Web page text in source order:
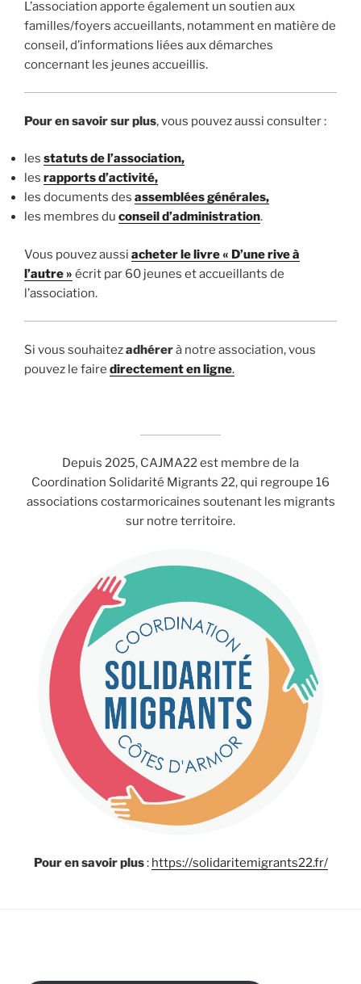
L’association apporte également un soutien aux
familles/foyers accueillants, notamment en matière de
conseil, d’informations liées aux démarches
concernant les jeunes accueillis.
Pour en savoir sur plus, vous pouvez aussi consulter :
les statuts de l’association,
les rapports d’activité,
les documents des assemblées générales,
les membres du conseil d’administration.
Vous pouvez aussi acheter le livre « D’une rive à
l’autre » écrit par 60 jeunes et accueillants de
l’association.
Si vous souhaitezadhérerà notre association, vous
pouvez le faire directement en ligne.
Depuis 2025, CAJMA22 est membre de la
Coordination Solidarité Migrants 22, qui regroupe 16
associations costarmoricaines soutenant les migrants
sur notre territoire.
Pour en savoir plus: https://solidaritemigrants22.fr/